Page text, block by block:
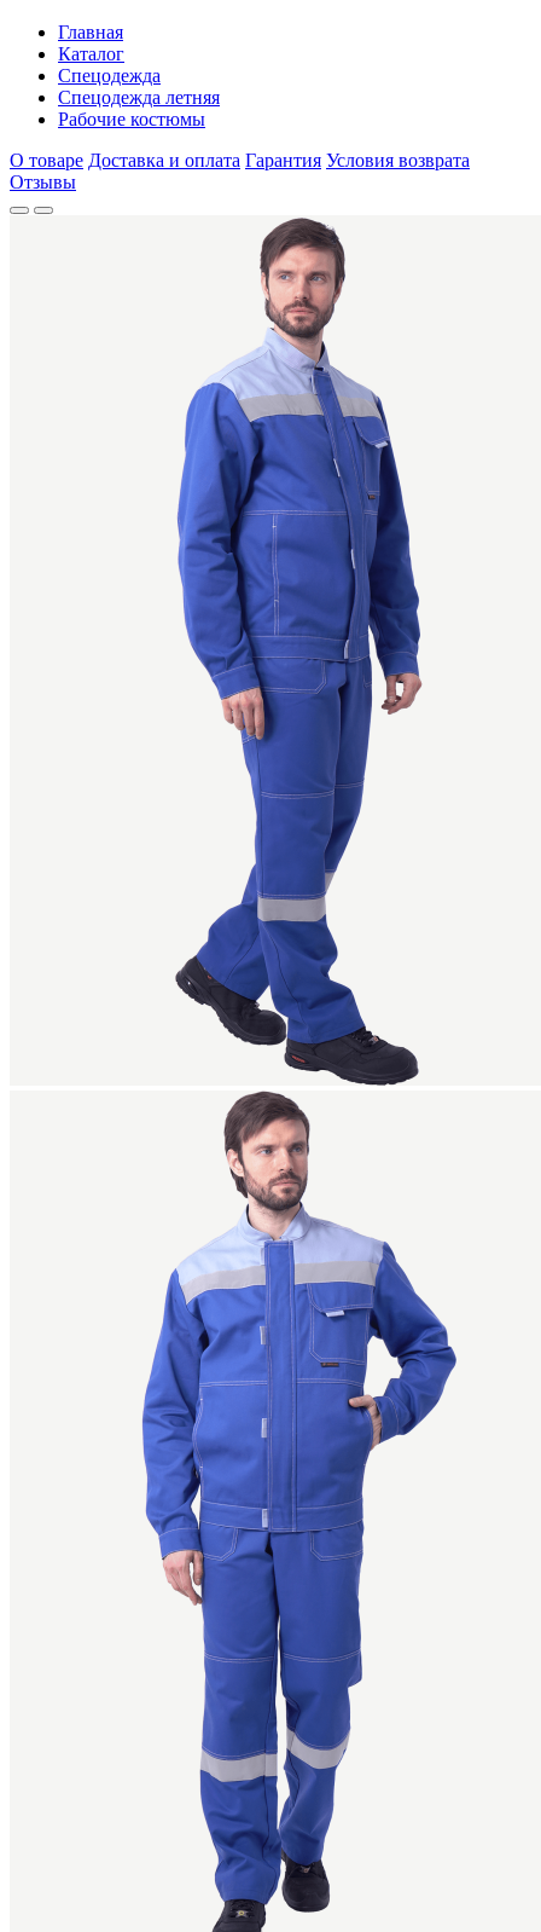
Главная
Каталог
Спецодежда
Спецодежда летняя
Рабочие костюмы
О товаре Доставка и оплата Гарантия Условия возврата
Отзывы